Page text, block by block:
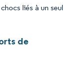
liés à un seul
de